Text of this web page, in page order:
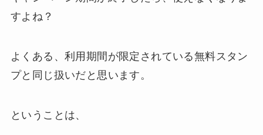
すよね？
よくある、利用期間が限定されている無料スタン
プと同じ扱いだと思います。
ということは、